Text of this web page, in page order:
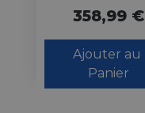
358,99 €
Ajouter au
Panier